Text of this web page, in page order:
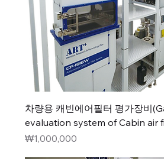
차량용 캐빈에어필터 평가장비
evaluation system of Cabin air
가격
₩1,000,000